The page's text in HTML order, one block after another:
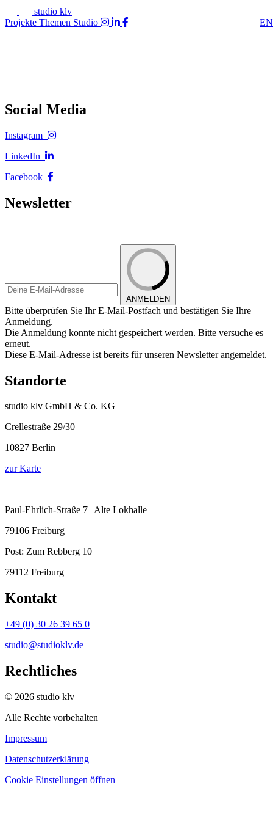
studio klv
Projekte Themen Studio EN
Social Media
Instagram
LinkedIn
Facebook
Newsletter
ANMELDEN
Bitte überprüfen Sie Ihr E-Mail-Postfach und bestätigen Sie Ihre
Anmeldung.
Die Anmeldung konnte nicht gespeichert werden. Bitte versuche es
erneut.
Diese E-Mail-Adresse ist bereits für unseren Newsletter angemeldet.
Standorte
studio klv GmbH & Co. KG
Crellestraße 29/30
10827 Berlin
zur Karte
Paul-Ehrlich-Straße 7 | Alte Lokhalle
79106 Freiburg
Post: Zum Rebberg 10
79112 Freiburg
Kontakt
+49 (0) 30 26 39 65 0
studio@studioklv.de
Rechtliches
© 2026 studio klv
Alle Rechte vorbehalten
Impressum
Datenschutzerklärung
Cookie Einstellungen öffnen